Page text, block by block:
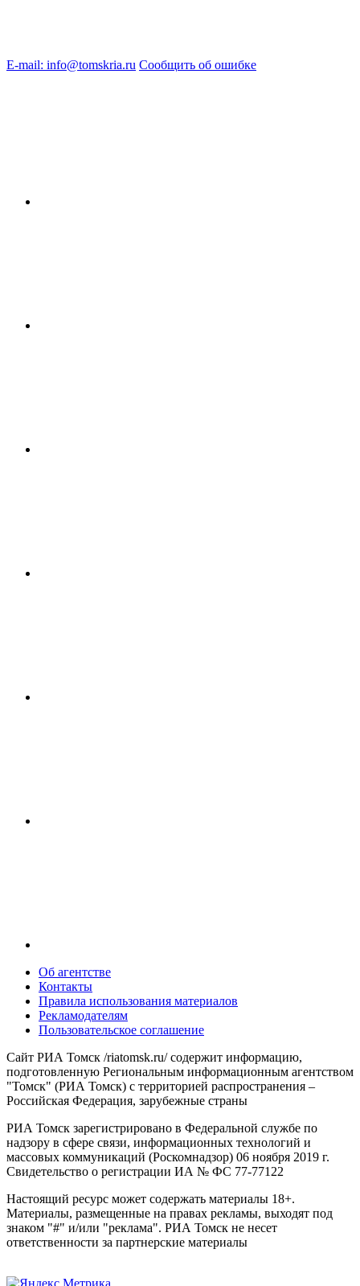
E-mail: info@tomskria.ru Сообщить об ошибке
Об агентстве
Контакты
Правила использования материалов
Рекламодателям
Пользовательское соглашение
Сайт РИА Томск /riatomsk.ru/ содержит информацию,
подготовленную Региональным информационным агентством
"Томск" (РИА Томск) с территорией распространения –
Российская Федерация, зарубежные страны
РИА Томск зарегистрировано в Федеральной службе по
надзору в сфере связи, информационных технологий и
массовых коммуникаций (Роскомнадзор) 06 ноября 2019 г.
Свидетельство о регистрации ИА № ФС 77-77122
Настоящий ресурс может содержать материалы 18+.
Материалы, размещенные на правах рекламы, выходят под
знаком "#" и/или "реклама". РИА Томск не несет
ответственности за партнерские материалы